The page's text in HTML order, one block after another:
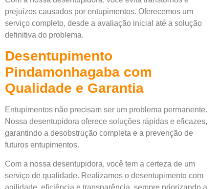
prejuízos causados por entupimentos. Oferecemos um
serviço completo, desde a avaliação inicial até a solução
definitiva do problema.
Desentupimento
Pindamonhagaba com
Qualidade e Garantia
Entupimentos não precisam ser um problema permanente.
Nossa desentupidora oferece soluções rápidas e eficazes,
garantindo a desobstrução completa e a prevenção de
futuros entupimentos.
Com a nossa desentupidora, você tem a certeza de um
serviço de qualidade. Realizamos o desentupimento com
agilidade, eficiência e transparência, sempre priorizando a